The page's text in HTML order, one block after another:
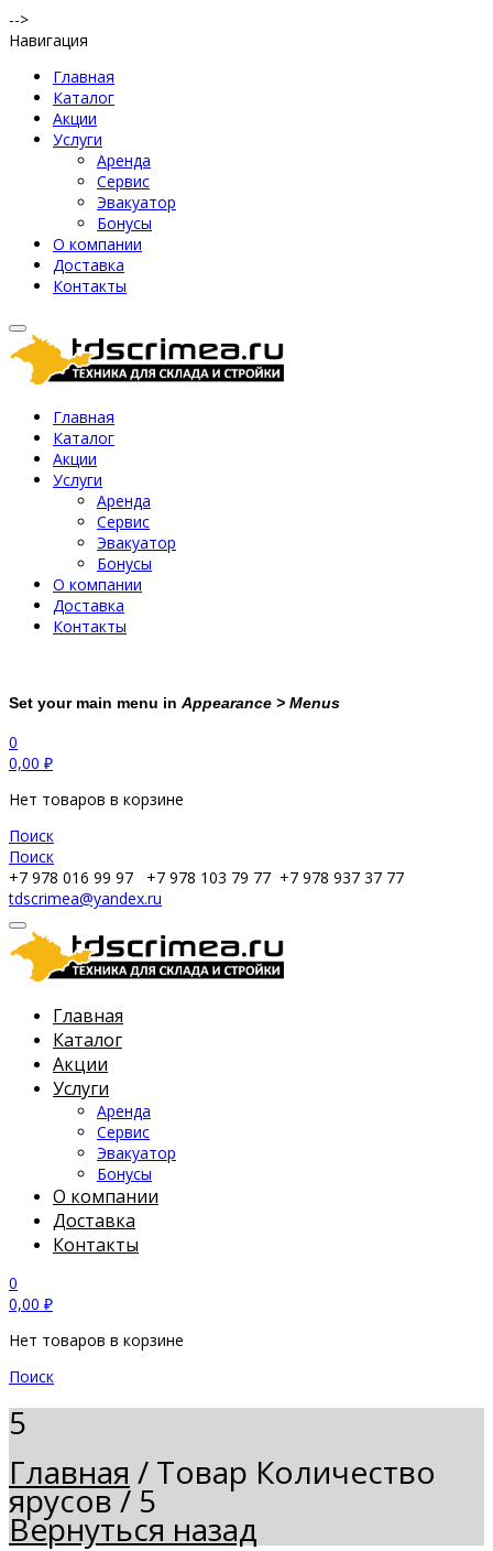
-->
Навигация
Главная
Каталог
Акции
Услуги
Аренда
Сервис
Эвакуатор
Бонусы
О компании
Доставка
Контакты
Главная
Каталог
Акции
Услуги
Аренда
Сервис
Эвакуатор
Бонусы
О компании
Доставка
Контакты
Set your main menu in Appearance > Menus
0
0,00 ₽
Нет товаров в корзине
Поиск
Поиск
+7 978 016 99 97
+7 978 103 79 77 +7 978 937 37 77
tdscrimea@yandex.ru
Главная
Каталог
Акции
Услуги
Аренда
Сервис
Эвакуатор
Бонусы
О компании
Доставка
Контакты
0
0,00 ₽
Нет товаров в корзине
Поиск
5
Главная / Товар Количество
ярусов/ 5
Вернуться назад